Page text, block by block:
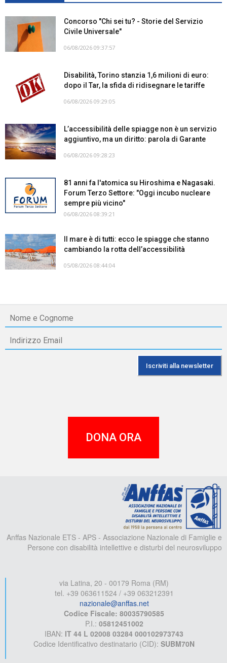
Concorso "Chi sei tu? - Storie del Servizio
Civile Universale"
06/08/2026 09:37:57
Disabilità, Torino stanzia 1,6 milioni di euro:
dopo il Tar, la sfida di ridisegnare le tariffe
06/08/2026 09:29:05
L’accessibilità delle spiagge non è un servizio
aggiuntivo, ma un diritto: parola di Garante
06/08/2026 09:28:23
81 anni fa l'atomica su Hiroshima e Nagasaki.
Forum Terzo Settore: "Oggi incubo nucleare
sempre più vicino"
06/08/2026 08:39:21
Il mare è di tutti: ecco le spiagge che stanno
cambiando la rotta dell’accessibilità
05/08/2026 08:44:04
DONA ORA
Anffas Nazionale ETS - APS - Associazione Nazionale di Famiglie e
Persone con disabilità intellettive e disturbi del neurosviluppo
via Latina, 20 - 00179 Roma (RM)
tel. +39 063611524 / +39 063212391
nazionale@anffas.net
Codice Fiscale: 80035790585
P.I.: 05812451002
IBAN: IT 44 L 02008 03284 000102973743
Codice Identificativo destinatario (CID): SUBM70N